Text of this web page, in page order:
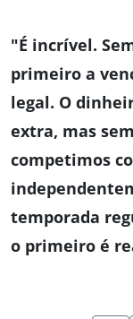
"É incrível.
primeiro a
legal. O
extra, mas
competimos
temporada
o primeiro é